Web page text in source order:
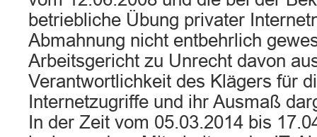
betriebliche Übung privater
Abmahnung nicht entbehrlich
Arbeitsgericht zu Unrecht davon
Verantwortlichkeit des Klägers für
Internetzugriffe und ihr Ausmaß
In der Zeit vom 05.03.2014 bis